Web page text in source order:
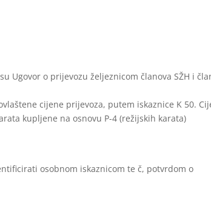
Ugovor o prijevozu željeznicom članova SŽH i
cijene prijevoza, putem iskaznice K 50.
kupljene na osnovu P-4 (režijskih karata)
osobnom iskaznicom te č, potvrdom o